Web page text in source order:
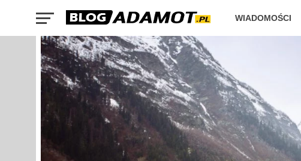
WIADOMOŚCI